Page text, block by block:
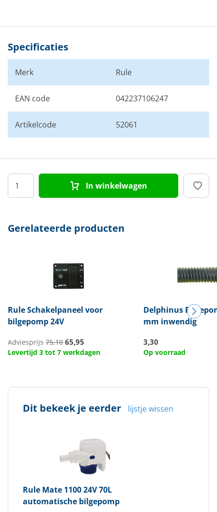
Specificaties
Merk Rule
EAN code 042237106247
Artikelcode 52061
In winkelwagen
Gerelateerde producten
RuleSchakelpaneel voor
bilgepomp 24V
Adviesprijs 75,10 65,95
Levertijd 3 tot 7 werkdagen
Delphinus
mm inwendig
3,30
Op voorraad
Dit bekeek je eerder lijstje wissen
Rule Mate 1100 24V 70L
automatische bilgepomp